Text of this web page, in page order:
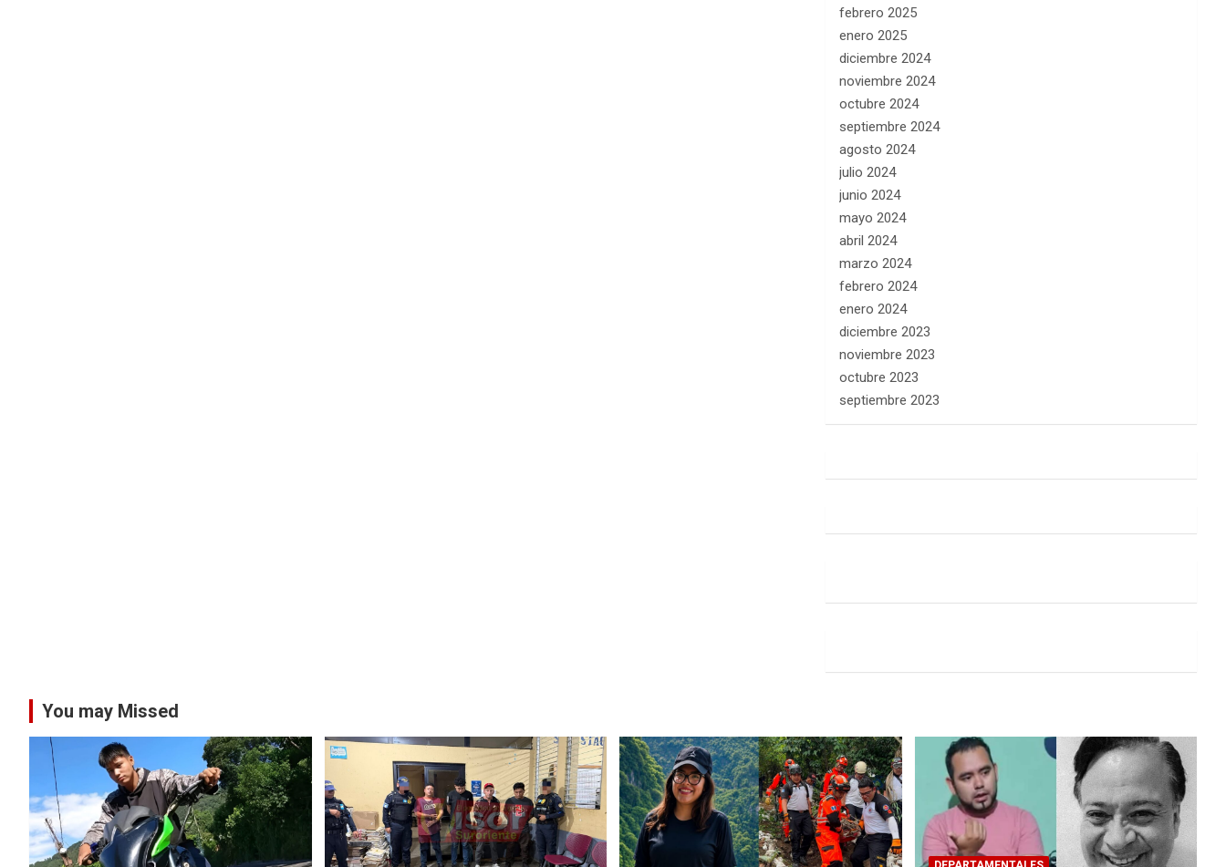
febrero 2025
enero 2025
diciembre 2024
noviembre 2024
octubre 2024
septiembre 2024
agosto 2024
julio 2024
junio 2024
mayo 2024
abril 2024
marzo 2024
febrero 2024
enero 2024
diciembre 2023
noviembre 2023
octubre 2023
septiembre 2023
You may Missed